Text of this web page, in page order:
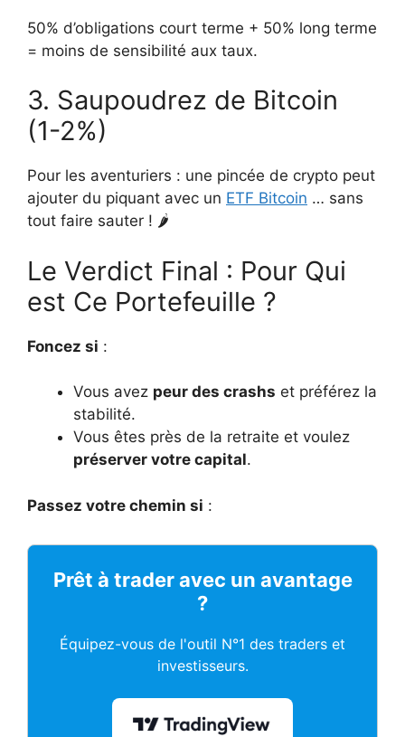
50% d’obligations court terme + 50% long terme
= moins de sensibilité aux taux.
3. Saupoudrez de Bitcoin
(1-2%)
Pour les aventuriers : une pincée de crypto peut
ajouter du piquant avec un ETF Bitcoin … sans
tout faire sauter ! 🌶️
Le Verdict Final : Pour Qui
est Ce Portefeuille ?
Foncez si :
Vous avez peur des crashs et préférez la
stabilité.
Vous êtes près de la retraite et voulez
préserver votre capital.
Passez votre chemin si :
Prêt à trader avec un avantage
?
Équipez-vous de l'outil N°1 des traders et
investisseurs.